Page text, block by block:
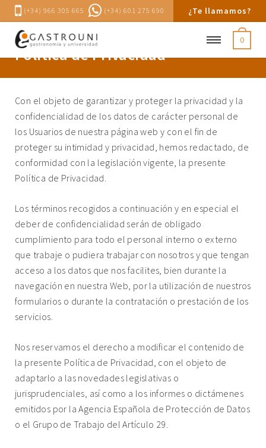
(+34) 966 305 665 (+34) 601 275 690 ¿Te llamamos?
0
Política de Privacidad
Con el objeto de garantizar y proteger la privacidad y la
confidencialidad de los datos de carácter personal de
los Usuarios de nuestra página web y con el fin de
proteger su intimidad y privacidad, hemos redactado, de
conformidad con la legislación vigente, la presente
Política de Privacidad.
Los términos recogidos a continuación y en especial el
deber de confidencialidad serán de obligado
cumplimiento para todo el personal interno o externo
que trabaje o pudiera trabajar con nosotros y que tengan
acceso a los datos que nos facilites, bien durante la
navegación en nuestra Web, por la utilización de nuestros
formularios o durante la contratación o prestación de los
servicios.
Nos reservamos el derecho a modificar el contenido de
la presente Política de Privacidad, con el objeto de
adaptarlo a las novedades legislativas o
jurisprudenciales, así como a los informes o dictámenes
emitidos por la Agencia Española de Protección de Datos
o el Grupo de Trabajo del Artículo 29.